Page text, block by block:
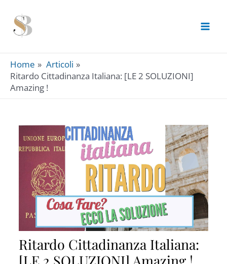
content
Home
Articoli
Ritardo Cittadinanza Italiana: [LE 2 SOLUZIONI]
Amazing !
Ritardo Cittadinanza Italiana: